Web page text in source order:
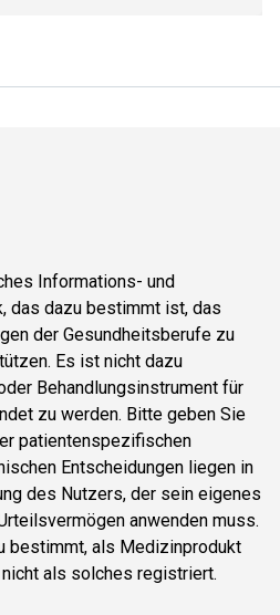
Informations- und
das dazu bestimmt ist, das
der Gesundheitsberufe zu
Es ist nicht dazu
Behandlungsinstrument für
zu werden. Bitte geben Sie
patientenspezifischen
Entscheidungen liegen in
des Nutzers, der sein eigenes
anwenden muss.
bestimmt, als Medizinprodukt
als solches registriert.